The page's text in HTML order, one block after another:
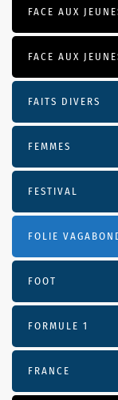
FACE AUX
FACE AUX
FAITS DIVERS
FEMMES
FESTIVAL
FOLIE
FOOT
FORMULE 1
FRANCE